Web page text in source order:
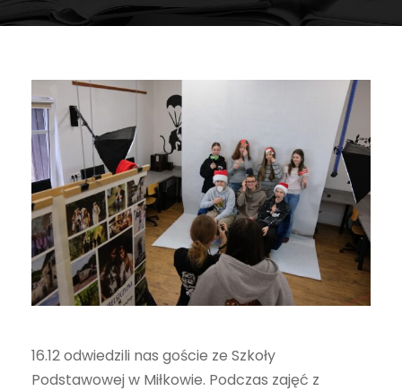
16.12 odwiedzili nas goście ze Szkoły
Podstawowej w Miłkowie. Podczas zajęć z